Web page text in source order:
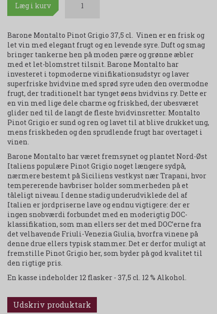
Læg i kurv
Barone Montalto Pinot Grigio 37,5 cl. Vinen er en frisk og
let vin med elegant frugt og en levende syre. Duft og smag
bringer tankerne hen på moden pære og grønne æbler
med et let-blomstret tilsnit. Barone Montalto har
investeret i topmoderne vinifikationsudstyr og laver
superfriske hvidvine med sprød syre uden den overmodne
frugt, der traditionelt har tynget øens hvidvins ry. Dette er
en vin med lige dele charme og friskhed, der ubesværet
glider ned til de langt de fleste hvidvinsretter. Montalto
Pinot Grigio er sund og ren og lavet til at blive drukket ung,
mens friskheden og den sprudlende frugt har overtaget i
vinen.
Barone Montalto har været fremsynet og plantet Nord-Øst
Italiens populære Pinot Grigio noget længere sydpå,
nærmere bestemt på Siciliens vestkyst nær Trapani, hvor
tempererende havbriser holder sommerheden på et
tåleligt niveau. I denne stadig underudviklede del af
Italien er jordpriserne lave og endnu vigtigere: der er
ingen snobværdi forbundet med en moderigtig DOC-
klassifikation, som man ellers ser det med DOC’erne fra
det velhavende Friuli-Venezia Giulia, hvorfra vinene på
denne drue ellers typisk stammer. Det er derfor muligt at
fremstille Pinot Grigio her, som byder på god kvalitet til
den rigtige pris.
En kasse indeholder 12 flasker - 37,5 cl. 12 % Alkohol.
Udskriv produktark